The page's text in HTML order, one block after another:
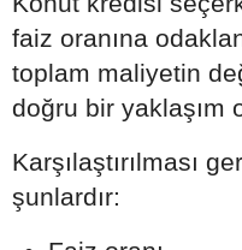
faiz oranına
toplam maliyetin
doğru bir yaklaşım
Karşılaştırılması
şunlardır: